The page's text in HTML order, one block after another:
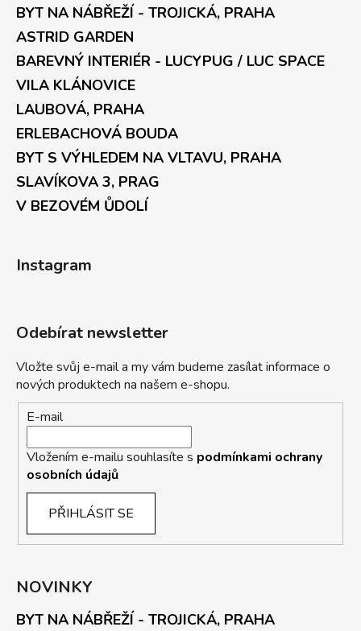
BYT NA NÁBŘEŽÍ - TROJICKÁ, PRAHA
ASTRID GARDEN
BAREVNÝ INTERIÉR - LUCYPUG / LUC SPACE
VILA KLÁNOVICE
LAUBOVÁ, PRAHA
ERLEBACHOVÁ BOUDA
BYT S VÝHLEDEM NA VLTAVU, PRAHA
SLAVÍKOVA 3, PRAG
V BEZOVÉM ŮDOLÍ
Instagram
Odebírat newsletter
Vložte svůj e-mail a my vám budeme zasílat informace o
nových produktech na našem e-shopu.
E-mail
Vložením e-mailu souhlasíte s podmínkami ochrany
osobních údajů
PŘIHLÁSIT SE
NOVINKY
BYT NA NÁBŘEŽÍ - TROJICKÁ, PRAHA